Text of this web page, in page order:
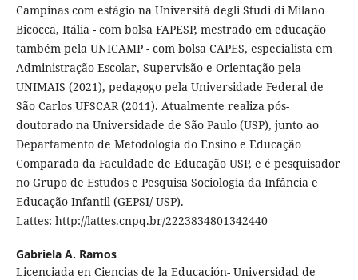
Campinas com estágio na Università degli Studi di Milano
Bicocca, Itália - com bolsa FAPESP, mestrado em educação
também pela UNICAMP - com bolsa CAPES, especialista em
Administração Escolar, Supervisão e Orientação pela
UNIMAIS (2021), pedagogo pela Universidade Federal de
São Carlos UFSCAR (2011). Atualmente realiza pós-
doutorado na Universidade de São Paulo (USP), junto ao
Departamento de Metodologia do Ensino e Educação
Comparada da Faculdade de Educação USP, e é pesquisador
no Grupo de Estudos e Pesquisa Sociologia da Infância e
Educação Infantil (GEPSI/ USP).
Lattes: http://lattes.cnpq.br/2223834801342440
Gabriela A. Ramos
Licenciada en Ciencias de la Educación- Universidad de